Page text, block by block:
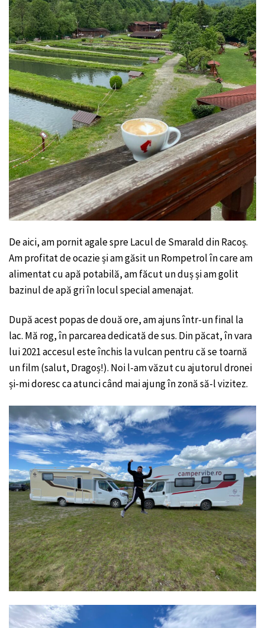
De aici, am pornit agale spre Lacul de Smarald din Racoș.
Am profitat de ocazie și am găsit un Rompetrol în care am
alimentat cu apă potabilă, am făcut un duș și am golit
bazinul de apă gri în locul special amenajat.
După acest popas de două ore, am ajuns într-un final la
lac. Mă rog, în parcarea dedicată de sus. Din păcat, în vara
lui 2021 accesul este închis la vulcan pentru că se toarnă
un film (salut, Dragoș!). Noi l-am văzut cu ajutorul dronei
și-mi doresc ca atunci când mai ajung în zonă să-l vizitez.